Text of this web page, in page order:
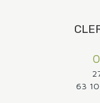
63